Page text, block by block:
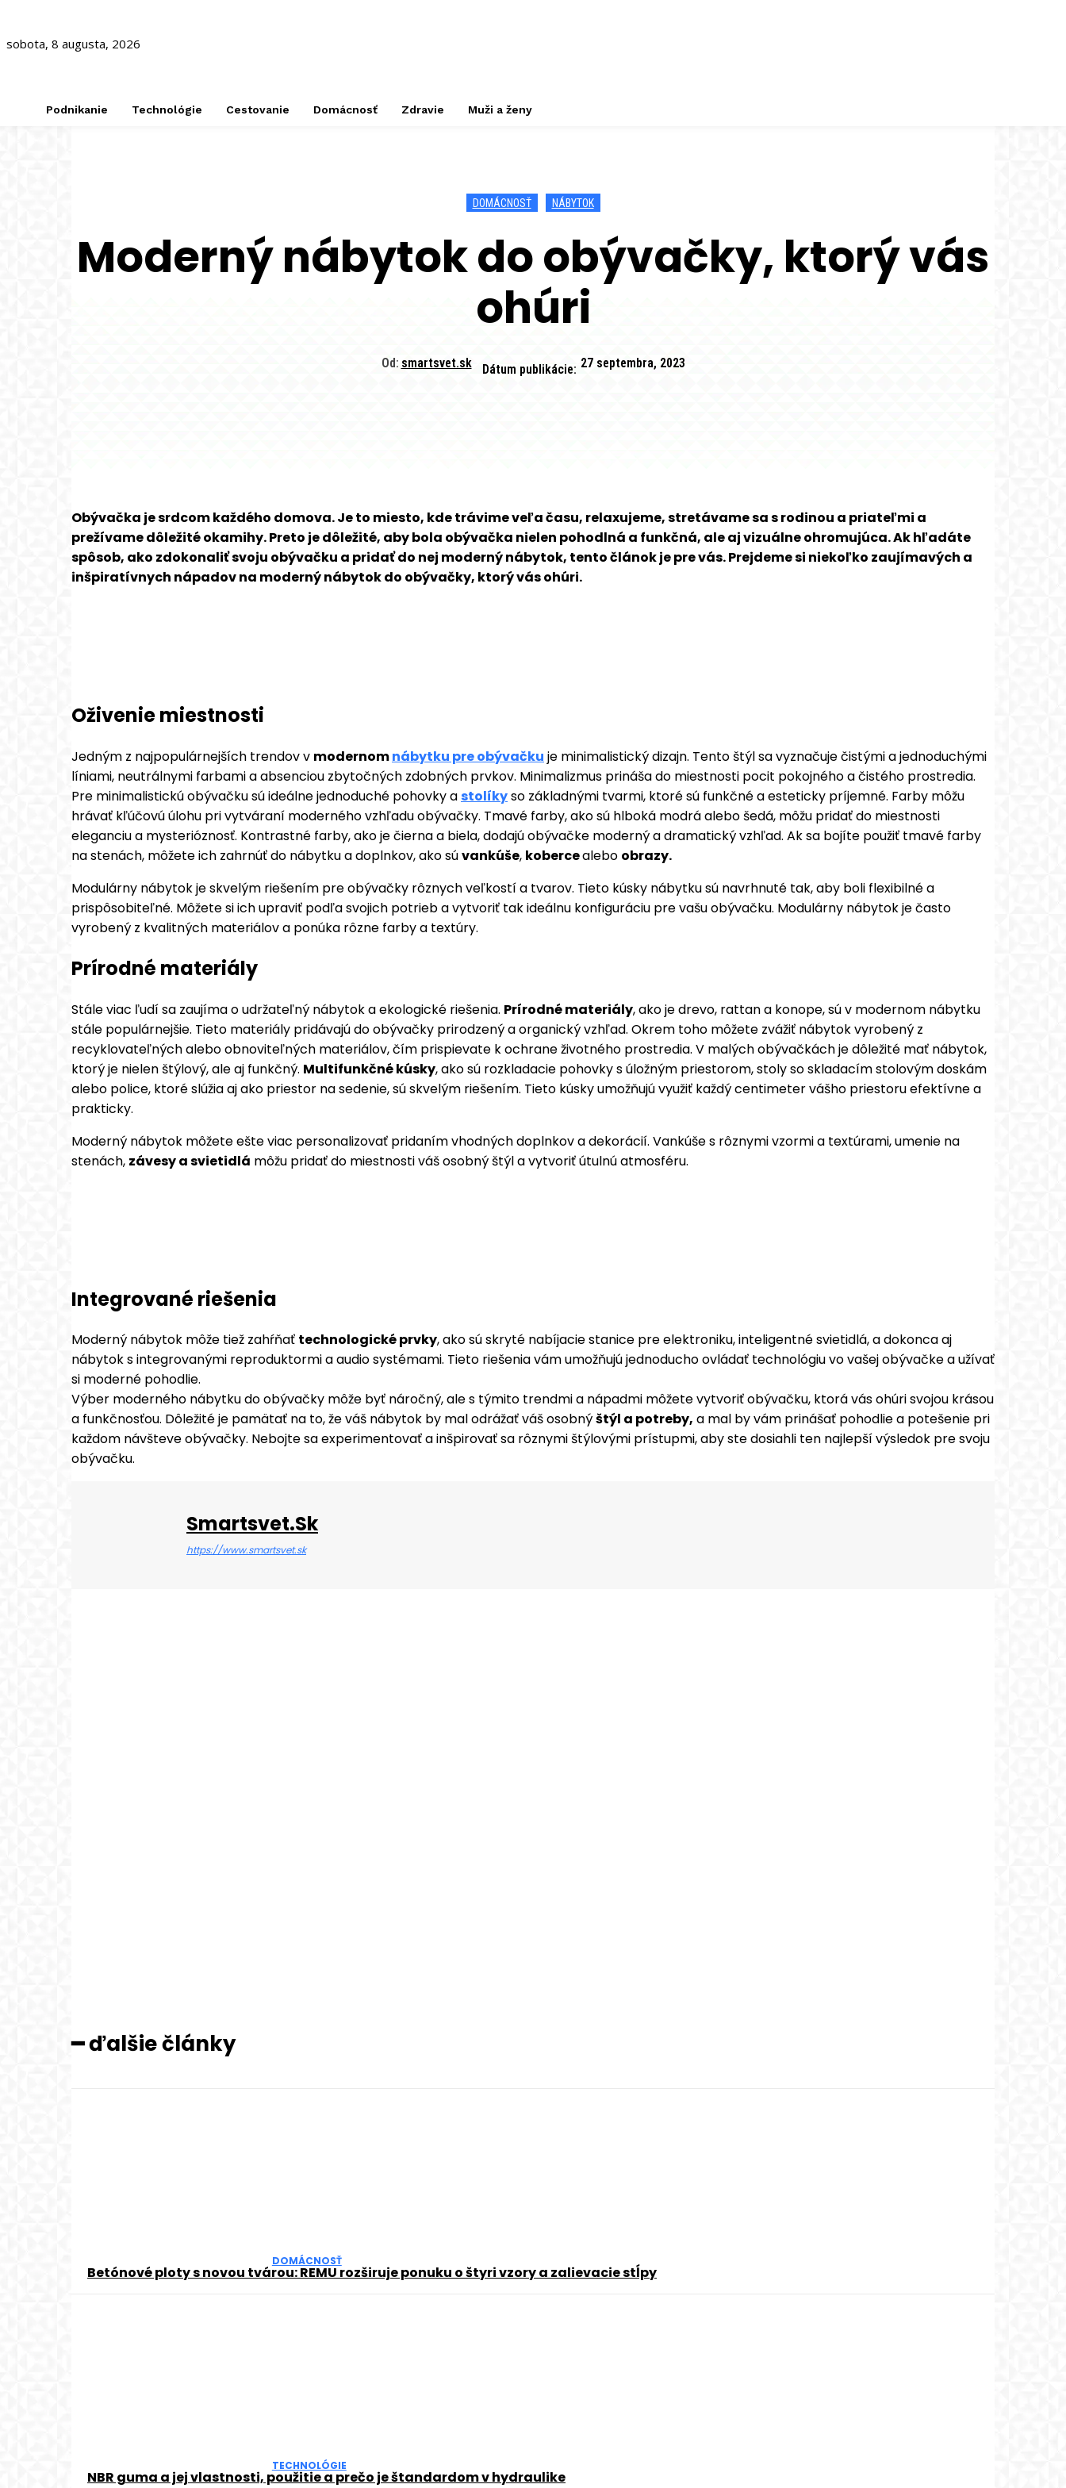
sobota, 8 augusta, 2026
Podnikanie Technológie Cestovanie Domácnosť Zdravie Muži a ženy
DOMÁCNOSŤ NÁBYTOK
Moderný nábytok do obývačky, ktorý vás
ohúri
Od: smartsvet.sk Dátum publikácie: 27 septembra, 2023
Obývačka je srdcom každého domova. Je to miesto, kde trávime veľa času, relaxujeme, stretávame sa s rodinou a priateľmi a
prežívame dôležité okamihy. Preto je dôležité, aby bola obývačka nielen pohodlná a funkčná, ale aj vizuálne ohromujúca. Ak hľadáte
spôsob, ako zdokonaliť svoju obývačku a pridať do nej moderný nábytok, tento článok je pre vás. Prejdeme si niekoľko zaujímavých a
inšpiratívnych nápadov na moderný nábytok do obývačky, ktorý vás ohúri.
Oživenie miestnosti
Jedným z najpopulárnejších trendov v modernomnábytku pre obývačku je minimalistický dizajn. Tento štýl sa vyznačuje čistými a jednoduchými
líniami, neutrálnymi farbami a absenciou zbytočných zdobných prvkov. Minimalizmus prináša do miestnosti pocit pokojného a čistého prostredia.
Pre minimalistickú obývačku sú ideálne jednoduché pohovky astolíkyso základnými tvarmi, ktoré sú funkčné a esteticky príjemné. Farby môžu
hrávať kľúčovú úlohu pri vytváraní moderného vzhľadu obývačky. Tmavé farby, ako sú hlboká modrá alebo šedá, môžu pridať do miestnosti
eleganciu a mysterióznosť. Kontrastné farby, ako je čierna a biela, dodajú obývačke moderný a dramatický vzhľad. Ak sa bojíte použiť tmavé farby
na stenách, môžete ich zahrnúť do nábytku a doplnkov, ako súvankúše, kobercealebo obrazy.
Modulárny nábytok je skvelým riešením pre obývačky rôznych veľkostí a tvarov. Tieto kúsky nábytku sú navrhnuté tak, aby boli flexibilné a
prispôsobiteľné. Môžete si ich upraviť podľa svojich potrieb a vytvoriť tak ideálnu konfiguráciu pre vašu obývačku. Modulárny nábytok je často
vyrobený z kvalitných materiálov a ponúka rôzne farby a textúry.
Prírodné materiály
Stále viac ľudí sa zaujíma o udržateľný nábytok a ekologické riešenia. Prírodné materiály, ako je drevo, rattan a konope, sú v modernom nábytku
stále populárnejšie. Tieto materiály pridávajú do obývačky prirodzený a organický vzhľad. Okrem toho môžete zvážiť nábytok vyrobený z
recyklovateľných alebo obnoviteľných materiálov, čím prispievate k ochrane životného prostredia. V malých obývačkách je dôležité mať nábytok,
ktorý je nielen štýlový, ale aj funkčný. Multifunkčné kúsky, ako sú rozkladacie pohovky s úložným priestorom, stoly so skladacím stolovým doskám
alebo police, ktoré slúžia aj ako priestor na sedenie, sú skvelým riešením. Tieto kúsky umožňujú využiť každý centimeter vášho priestoru efektívne a
prakticky.
Moderný nábytok môžete ešte viac personalizovať pridaním vhodných doplnkov a dekorácií. Vankúše s rôznymi vzormi a textúrami, umenie na
stenách, závesy a svietidlá môžu pridať do miestnosti váš osobný štýl a vytvoriť útulnú atmosféru.
Integrované riešenia
Moderný nábytok môže tiež zahŕňať technologické prvky, ako sú skryté nabíjacie stanice pre elektroniku, inteligentné svietidlá, a dokonca aj
nábytok s integrovanými reproduktormi a audio systémami. Tieto riešenia vám umožňujú jednoducho ovládať technológiu vo vašej obývačke a užívať
si moderné pohodlie.
Výber moderného nábytku do obývačky môže byť náročný, ale s týmito trendmi a nápadmi môžete vytvoriť obývačku, ktorá vás ohúri svojou krásou
a funkčnosťou. Dôležité je pamätať na to, že váš nábytok by mal odrážať váš osobnýštýl a potreby, a mal by vám prinášať pohodlie a potešenie pri
každom návšteve obývačky. Nebojte sa experimentovať a inšpirovať sa rôznymi štýlovými prístupmi, aby ste dosiahli ten najlepší výsledok pre svoju
obývačku.
Smartsvet.sk
https://www.smartsvet.sk
━ ďalšie články
DOMÁCNOSŤ
Betónové ploty s novou tvárou: REMU rozširuje ponuku o štyri vzory a zalievacie stĺpy
TECHNOLÓGIE
NBR guma a jej vlastnosti, použitie a prečo je štandardom v hydraulike